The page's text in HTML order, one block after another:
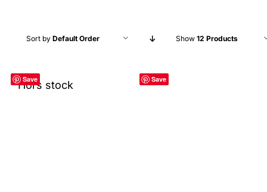
Sort by Default Order Show 12 Products
Save
Hors stock Save